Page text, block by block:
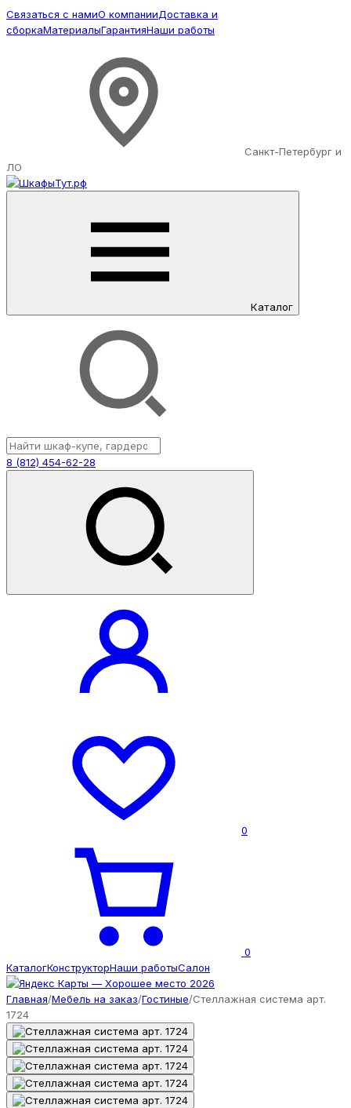
Связаться с намиО компанииДоставка и
сборкаМатериалыГарантияНаши работы
Санкт-Петербург и
ЛО
Каталог
8 (812) 454-62-28
0
0
КаталогКонструкторНаши работыСалон
Главная/Мебель на заказ/Гостиные/Стеллажная система арт.
1724